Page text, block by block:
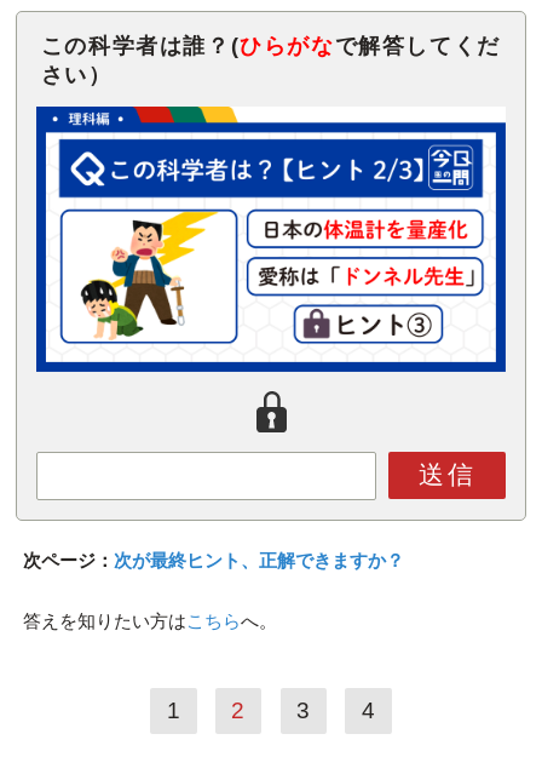
この科学者は誰？(ひらがなで解答してくだ
さい）
送信
次ページ： 次が最終ヒント、正解できますか？
答えを知りたい方はこちらへ。
1 2 3 4